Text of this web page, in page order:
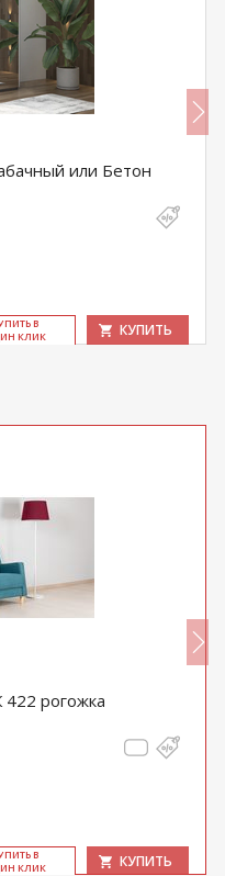
или Бетон
В
КЛИК
КУПИТЬ
рогожка
В
КЛИК
КУПИТЬ